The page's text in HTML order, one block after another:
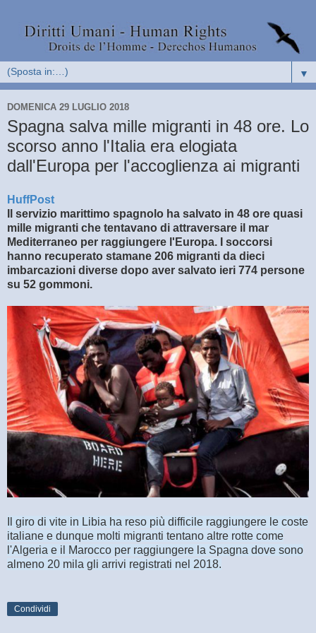
▼
DOMENICA 29 LUGLIO 2018
Spagna salva mille migranti in 48 ore. Lo
scorso anno l'Italia era elogiata
dall'Europa per l'accoglienza ai migranti
HuffPost
Il servizio marittimo spagnolo ha salvato in 48 ore quasi
mille migranti che tentavano di attraversare il mar
Mediterraneo per raggiungere l'Europa. I soccorsi
hanno recuperato stamane 206 migranti da dieci
imbarcazioni diverse dopo aver salvato ieri 774 persone
su 52 gommoni.
Il giro di vite in Libia ha reso più difficile raggiungere le coste
italiane e dunque molti migranti tentano altre rotte come
l'Algeria e il Marocco per raggiungere la Spagna dove sono
almeno 20 mila gli arrivi registrati nel 2018.
Condividi